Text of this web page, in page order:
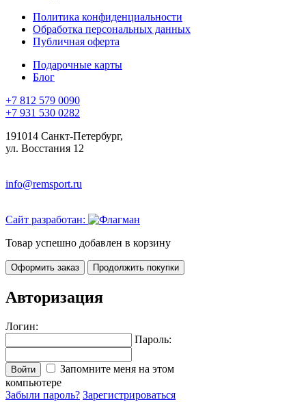
Политика конфиденциальности
Обработка персональных данных
Публичная оферта
Подарочные карты
Блог
+7 812 579 0090
+7 931 530 0282
191014 Санкт-Петербург,
ул. Восстания 12
info@remsport.ru
Сайт разработан:
Товар успешно добавлен в корзину
Оформить заказ Продолжить покупки
Авторизация
Логин:
Пароль:
Войти
Запомните меня на этом
компьютере
Забыли пароль? Зарегистрироваться